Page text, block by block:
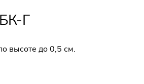
Г
высоте до 0,5 см.